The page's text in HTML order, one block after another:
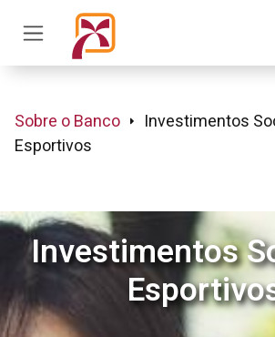
Sobre o Banco
Investimentos
Esportivos
Investimentos